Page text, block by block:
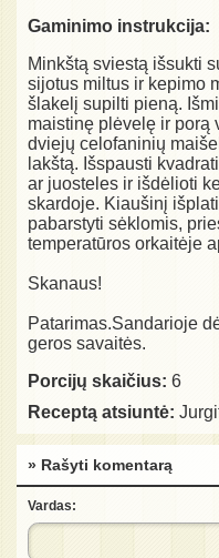
Gaminimo instrukcija:
Minkštą sviestą išsukti
sijotus miltus ir kepimo
šlakelį supilti pieną.
maistinę plėvelę ir porą
dviejų celofaninių
lakštą. Išspausti
ar juosteles ir išdėlioti
skardoje. Kiaušinį
pabarstyti sėklomis,
temperatūros orkaitėje
Skanaus!
Patarimas.Sandarioje
geros savaitės.
Porcijų skaičius: 6
Receptą atsiuntė:
» Rašyti komentarą
Vardas: